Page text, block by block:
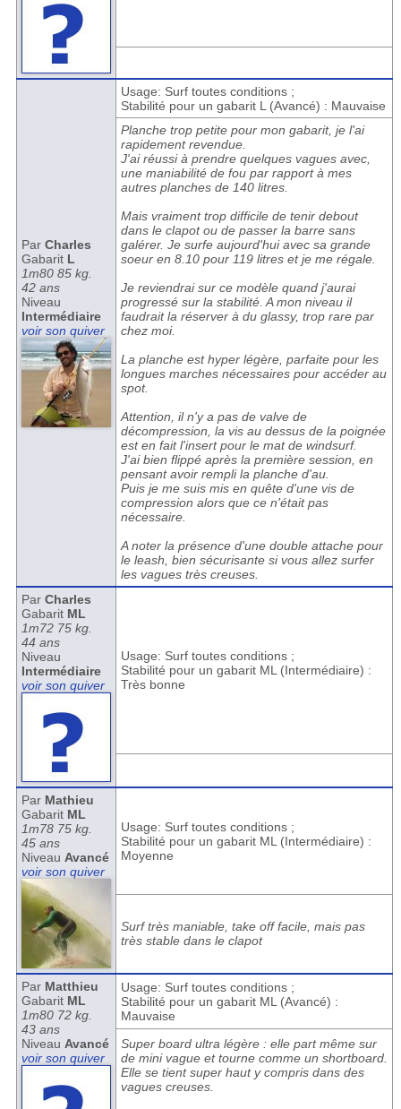
Par Charles
Gabarit L
1m80 85 kg.
42 ans
Niveau
Intermédiaire
voir son quiver
Usage: Surf toutes conditions ;
Stabilité pour un gabarit L (Avancé) : Mauvaise
Planche trop petite pour mon gabarit, je l'ai
rapidement revendue.
J'ai réussi à prendre quelques vagues avec,
une maniabilité de fou par rapport à mes
autres planches de 140 litres.
Mais vraiment trop difficile de tenir debout
dans le clapot ou de passer la barre sans
galérer. Je surfe aujourd'hui avec sa grande
soeur en 8.10 pour 119 litres et je me régale.
Je reviendrai sur ce modèle quand j'aurai
progressé sur la stabilité. A mon niveau il
faudrait la réserver à du glassy, trop rare par
chez moi.
La planche est hyper légère, parfaite pour les
longues marches nécessaires pour accéder au
spot.
Attention, il n'y a pas de valve de
décompression, la vis au dessus de la poignée
est en fait l'insert pour le mat de windsurf.
J'ai bien flippé après la première session, en
pensant avoir rempli la planche d'au.
Puis je me suis mis en quête d'une vis de
compression alors que ce n'était pas
nécessaire.
A noter la présence d'une double attache pour
le leash, bien sécurisante si vous allez surfer
les vagues très creuses.
Par Charles
Gabarit ML
1m72 75 kg.
44 ans
Niveau
Intermédiaire
voir son quiver
Usage: Surf toutes conditions ;
Stabilité pour un gabarit ML (Intermédiaire) :
Très bonne
Par Mathieu
Gabarit ML
1m78 75 kg.
45 ans
Niveau Avancé
voir son quiver
Usage: Surf toutes conditions ;
Stabilité pour un gabarit ML (Intermédiaire) :
Moyenne
Surf très maniable, take off facile, mais pas
très stable dans le clapot
Par Matthieu
Gabarit ML
1m80 72 kg.
43 ans
Niveau Avancé
voir son quiver
Usage: Surf toutes conditions ;
Stabilité pour un gabarit ML (Avancé) :
Mauvaise
Super board ultra légère : elle part même sur
de mini vague et tourne comme un shortboard.
Elle se tient super haut y compris dans des
vagues creuses.